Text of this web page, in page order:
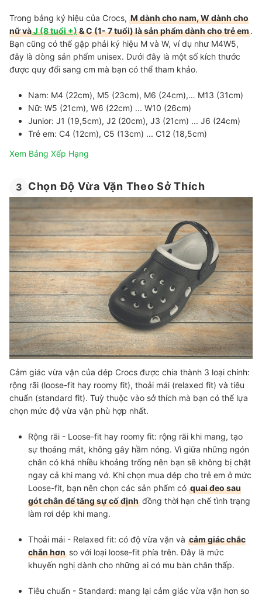
Trong bảng ký hiệu của Crocs, M dành cho nam, W dành cho
nữ vàJ (8 tuổi +)& C (1- 7 tuổi) là sản phẩm dành cho trẻ em.
Bạn cũng có thể gặp phải ký hiệu M và W, ví dụ như M4W5,
đây là dòng sản phẩm unisex. Dưới đây là một số kích thước
được quy đổi sang cm mà bạn có thể tham khảo.
Nam: M4 (22cm), M5 (23cm), M6 (24cm),… M13 (31cm)
Nữ: W5 (21cm), W6 (22cm) ... W10 (26cm)
Junior: J1 (19,5cm), J2 (20cm), J3 (21cm) ... J6 (24cm)
Trẻ em: C4 (12cm), C5 (13cm) ... C12 (18,5cm)
Xem Bảng Xếp Hạng
3 Chọn Độ Vừa Vặn Theo Sở Thích
Cảm giác vừa vặn của dép Crocs được chia thành 3 loại chính:
rộng rãi (loose-fit hay roomy fit), thoải mái (relaxed fit) và tiêu
chuẩn (standard fit). Tuỳ thuộc vào sở thích mà bạn có thể lựa
chọn mức độ vừa vặn phù hợp nhất.
Rộng rãi - Loose-fit hay roomy fit: rộng rãi khi mang, tạo
sự thoáng mát, không gây hầm nóng. Vì giữa những ngón
chân có khá nhiều khoảng trống nên bạn sẽ không bị chật
ngay cả khi mang vớ. Khi chọn mua dép cho trẻ em ở mức
Loose-fit, bạn nên chọn các sản phẩm có quai đeo sau
gót chân để tăng sự cố định đồng thời hạn chế tình trạng
làm rơi dép khi mang.
Thoải mái - Relaxed fit: có độ vừa vặn và cảm giác chắc
chắn hơn so với loại loose-fit phía trên. Đây là mức
khuyến nghị dành cho những ai có mu bàn chân thấp.
Tiêu chuẩn - Standard: mang lại cảm giác vừa vặn hơn so